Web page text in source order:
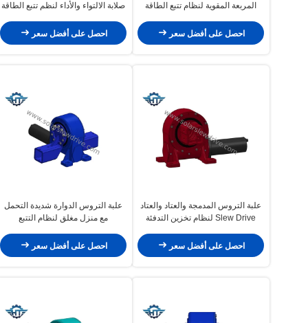
المربعة المقوية لنظام تتبع الطاقة
احصل على أفضل سعر
صلابة الالتواء والأداء لنظم تتبع الطاقة
احصل على أفضل سعر
علبة التروس المدمجة والعتاد والعتاد
Slew Drive لنظام تخزين التدفئة
احصل على أفضل سعر
علبة التروس الدوارة شديدة التحمل
مع منزل مغلق لنظام التتبع
احصل على أفضل سعر